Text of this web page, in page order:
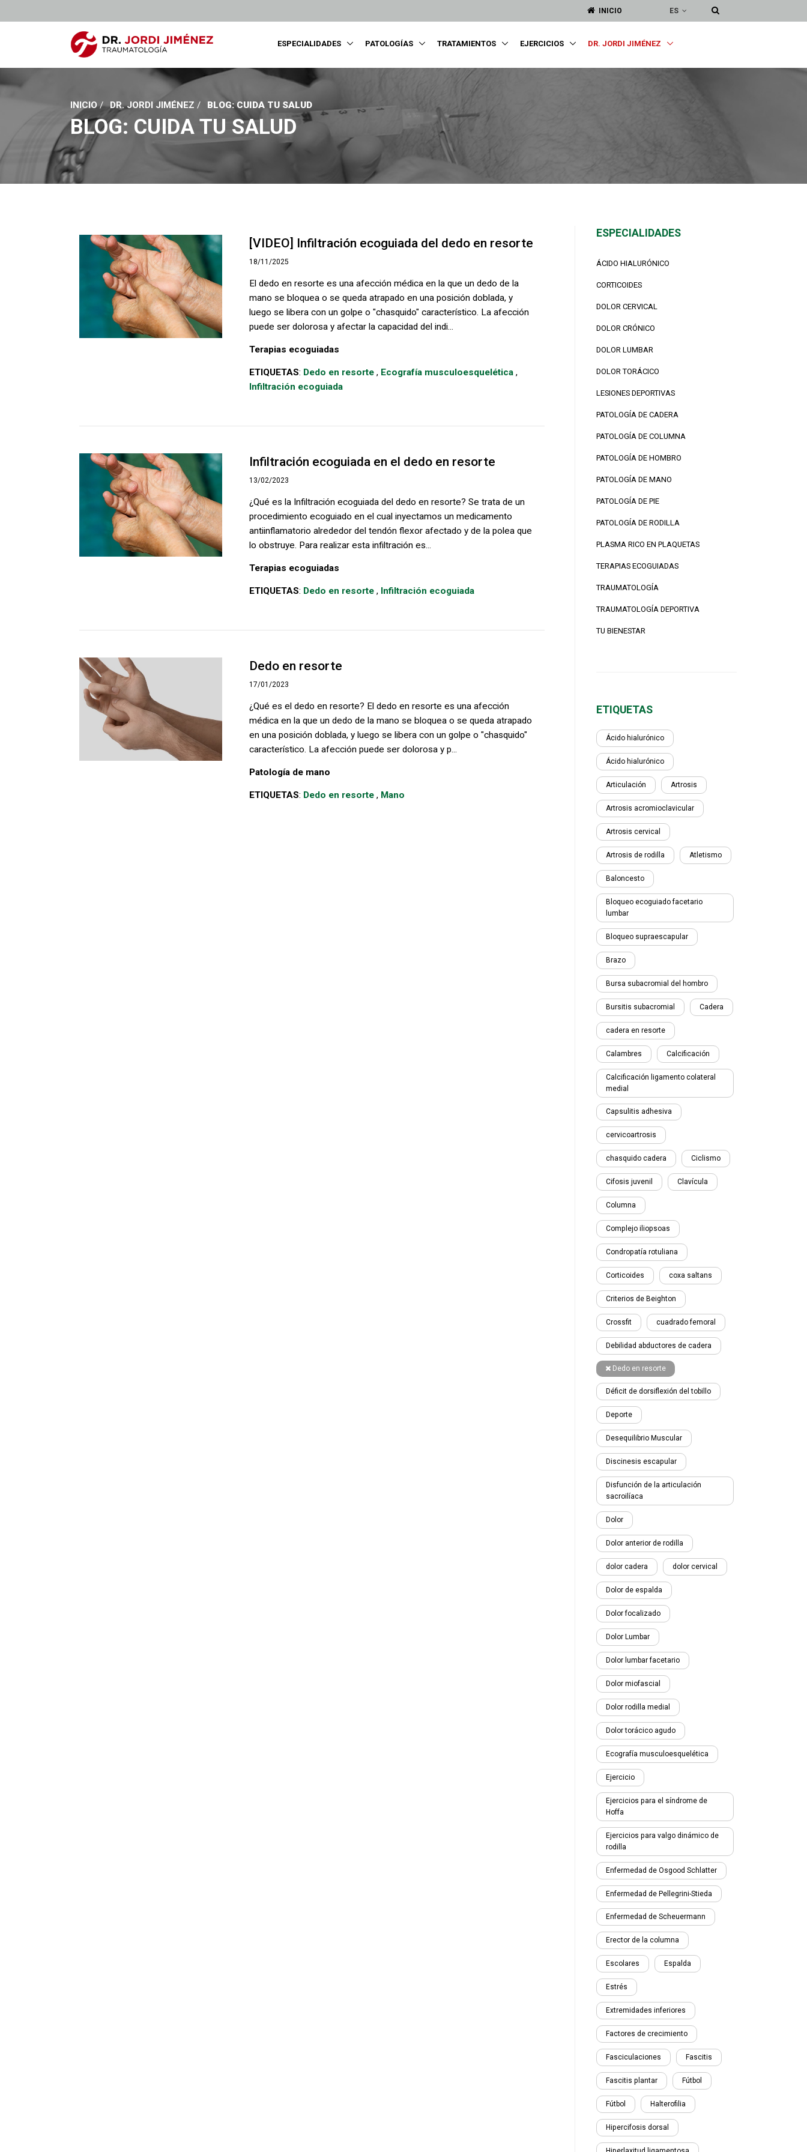
INICIO ES
ESPECIALIDADES PATOLOGÍAS TRATAMIENTOS EJERCICIOS DR. JORDI JIMÉNEZ
INICIO / DR. JORDI JIMÉNEZ / BLOG: CUIDA TU SALUD
BLOG: CUIDA TU SALUD
[VIDEO] Infiltración ecoguiada del dedo en resorte
18/11/2025
El dedo en resorte es una afección médica en la que un dedo de la
mano se bloquea o se queda atrapado en una posición doblada, y
luego se libera con un golpe o "chasquido" característico. La afección
puede ser dolorosa y afectar la capacidad del indi...
Terapias ecoguiadas
ETIQUETAS: Dedo en resorte , Ecografía musculoesquelética ,
Infiltración ecoguiada
Infiltración ecoguiada en el dedo en resorte
13/02/2023
¿Qué es la Infiltración ecoguiada del dedo en resorte? Se trata de un
procedimiento ecoguiado en el cual inyectamos un medicamento
antiinflamatorio alrededor del tendón flexor afectado y de la polea que
lo obstruye. Para realizar esta infiltración es...
Terapias ecoguiadas
ETIQUETAS: Dedo en resorte , Infiltración ecoguiada
Dedo en resorte
17/01/2023
¿Qué es el dedo en resorte? El dedo en resorte es una afección
médica en la que un dedo de la mano se bloquea o se queda atrapado
en una posición doblada, y luego se libera con un golpe o "chasquido"
característico. La afección puede ser dolorosa y p...
Patología de mano
ETIQUETAS: Dedo en resorte , Mano
ESPECIALIDADES
ÁCIDO HIALURÓNICO
CORTICOIDES
DOLOR CERVICAL
DOLOR CRÓNICO
DOLOR LUMBAR
DOLOR TORÁCICO
LESIONES DEPORTIVAS
PATOLOGÍA DE CADERA
PATOLOGÍA DE COLUMNA
PATOLOGÍA DE HOMBRO
PATOLOGÍA DE MANO
PATOLOGÍA DE PIE
PATOLOGÍA DE RODILLA
PLASMA RICO EN PLAQUETAS
TERAPIAS ECOGUIADAS
TRAUMATOLOGÍA
TRAUMATOLOGÍA DEPORTIVA
TU BIENESTAR
ETIQUETAS
Ácido hialurónico
Ácido hialurónico
Articulación Artrosis
Artrosis acromioclavicular
Artrosis cervical
Artrosis de rodilla Atletismo
Baloncesto
Bloqueo ecoguiado facetario
lumbar
Bloqueo supraescapular
Brazo
Bursa subacromial del hombro
Bursitis subacromial Cadera
cadera en resorte
Calambres Calcificación
Calcificación ligamento colateral
medial
Capsulitis adhesiva
cervicoartrosis
chasquido cadera Ciclismo
Cifosis juvenil Clavícula
Columna
Complejo iliopsoas
Condropatía rotuliana
Corticoides coxa saltans
Criterios de Beighton
Crossfit cuadrado femoral
Debilidad abductores de cadera
Dedo en resorte
Déficit de dorsiflexión del tobillo
Deporte
Desequilibrio Muscular
Discinesis escapular
Disfunción de la articulación
sacroilíaca
Dolor
Dolor anterior de rodilla
dolor cadera dolor cervical
Dolor de espalda
Dolor focalizado
Dolor Lumbar
Dolor lumbar facetario
Dolor miofascial
Dolor rodilla medial
Dolor torácico agudo
Ecografía musculoesquelética
Ejercicio
Ejercicios para el síndrome de
Hoffa
Ejercicios para valgo dinámico de
rodilla
Enfermedad de Osgood Schlatter
Enfermedad de Pellegrini-Stieda
Enfermedad de Scheuermann
Erector de la columna
Escolares Espalda
Estrés
Extremidades inferiores
Factores de crecimiento
Fasciculaciones Fascitis
Fascitis plantar Fútbol
Fútbol Halterofilia
Hipercifosis dorsal